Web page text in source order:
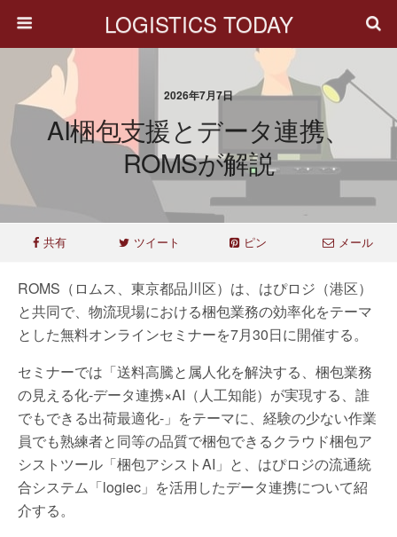
LOGISTICS TODAY
2026年7月7日
AI梱包支援とデータ連携、
ROMSが解説
共有 ツイート ピン メール
ROMS（ロムス、東京都品川区）は、はぴロジ（港区）
と共同で、物流現場における梱包業務の効率化をテーマ
とした無料オンラインセミナーを7月30日に開催する。
セミナーでは「送料高騰と属人化を解決する、梱包業務
の見える化-データ連携×AI（人工知能）が実現する、誰
でもできる出荷最適化-」をテーマに、経験の少ない作業
員でも熟練者と同等の品質で梱包できるクラウド梱包ア
シストツール「梱包アシストAI」と、はぴロジの流通統
合システム「logiec」を活用したデータ連携について紹
介する。